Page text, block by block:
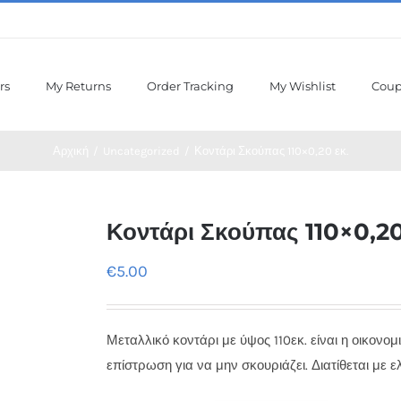
My Returns Order Tracking My Wishlist
Κοντάρι Σκούπας
€5.00
Μεταλλικό κοντάρι με ύψος 110εκ. είναι η
επίστρωση για να μην σκουριάζει. Διατίθεται με